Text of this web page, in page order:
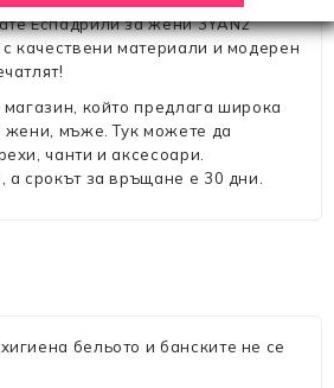
Еспадрили за жени 3YAN2
качествени материали и модерен
който предлага широка
жени, мъже. Тук можете да
чанти и аксесоари.
а срокът за връщане е 30 дни.
бельото и банските не се